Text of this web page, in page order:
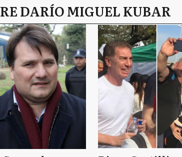
DARÍO MIGUEL KUBAR